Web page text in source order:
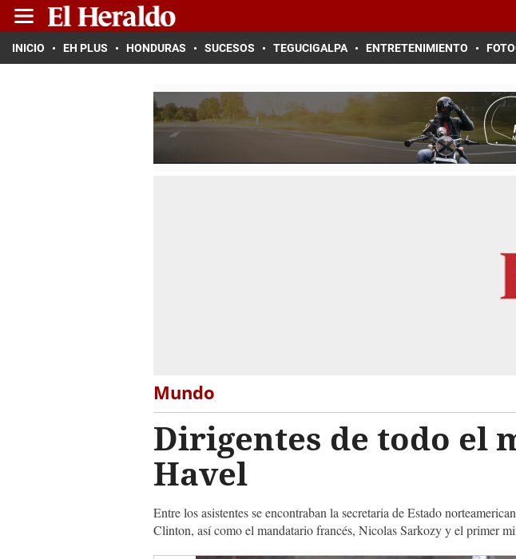
INICIO EH PLUS HONDURAS SUCESOS TEGUCIGALPA ENTRETENIMIENTO
Mundo
Dirigentes de todo el
Havel
Entre los asistentes se encontraban la secretaria de Estado
Clinton, así como el mandatario francés, Nicolas Sarkozy y el primer